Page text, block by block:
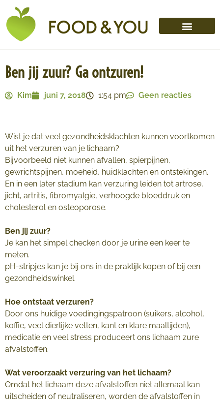
Ben jij zuur? Ga ontzuren!
Kim juni 7, 2018 1:54 pm Geen reacties
Wist je dat veel gezondheidsklachten kunnen voortkomen
uit het verzuren van je lichaam?
Bijvoorbeeld niet kunnen afvallen, spierpijnen,
gewrichtspijnen, moeheid, huidklachten en ontstekingen.
En in een later stadium kan verzuring leiden tot artrose,
jicht, artritis, fibromyalgie, verhoogde bloeddruk en
cholesterol en osteoporose.
Ben jij zuur?
Je kan het simpel checken door je urine een keer te
meten.
pH-stripjes kan je bij ons in de praktijk kopen of bij een
gezondheidswinkel.
Hoe ontstaat verzuren?
Door ons huidige voedingingspatroon (suikers, alcohol,
koffie, veel dierlijke vetten, kant en klare maaltijden),
medicatie en veel stress produceert ons lichaam zure
afvalstoffen.
Wat veroorzaakt verzuring van het lichaam?
Omdat het lichaam deze afvalstoffen niet allemaal kan
uitscheiden of neutraliseren, worden de afvalstoffen in